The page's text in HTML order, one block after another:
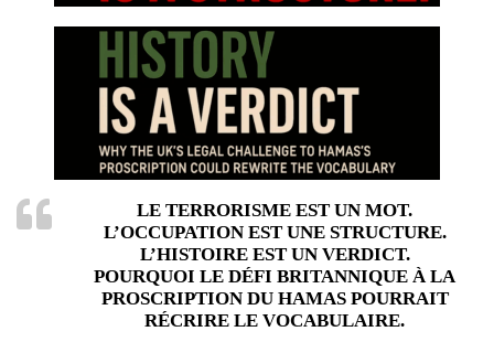
LE TERRORISME EST UN MOT.
L’OCCUPATION EST UNE STRUCTURE.
L’HISTOIRE EST UN VERDICT.
POURQUOI LE DÉFI BRITANNIQUE À LA
PROSCRIPTION DU HAMAS POURRAIT
RÉCRIRE LE VOCABULAIRE.